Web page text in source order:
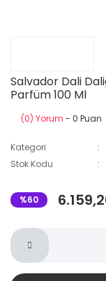
Salvador Dali
Parfüm 100 Ml
(0) Yorum - 0 Puan
Kategori
Stok Kodu
%60